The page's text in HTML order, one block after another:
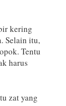
kering
Selain itu,
Tentu
harus
zat yang